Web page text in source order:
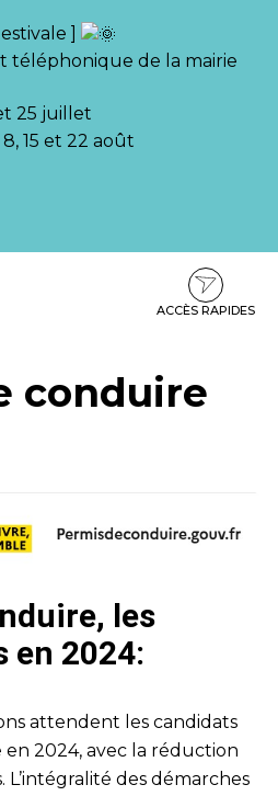
]
téléphonique de la mairie
25 juillet
8, 15 et 22 août
ACCÈS RAPIDES
conduire
les
en 2024:
attendent les candidats
2024, avec la réduction
L’intégralité des démarches